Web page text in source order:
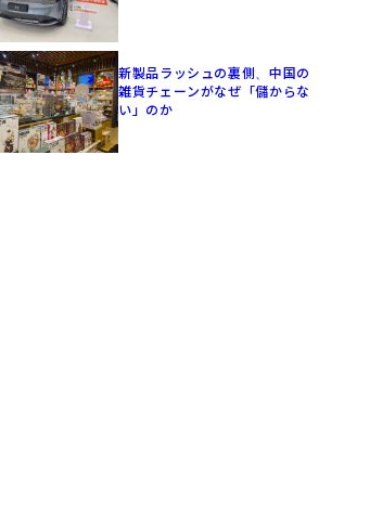
新製品ラッシュの裏側、中国の
雑貨チェーンがなぜ「儲からな
い」のか